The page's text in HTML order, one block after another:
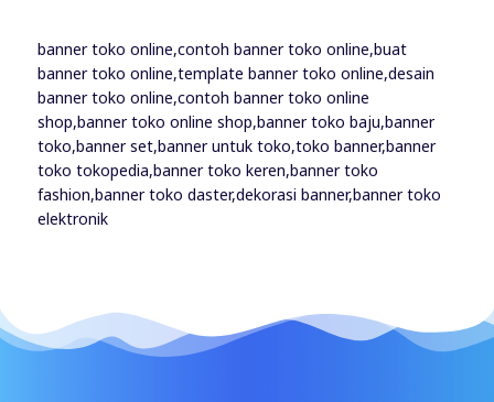
banner toko online,contoh banner toko online,buat
banner toko online,template banner toko online,desain
banner toko online,contoh banner toko online
shop,banner toko online shop,banner toko baju,banner
toko,banner set,banner untuk toko,toko banner,banner
toko tokopedia,banner toko keren,banner toko
fashion,banner toko daster,dekorasi banner,banner toko
elektronik